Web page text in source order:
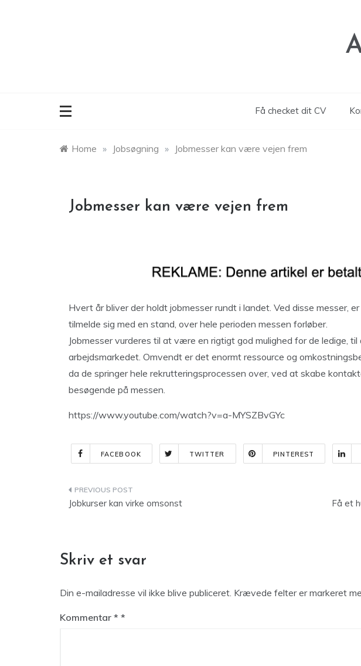
Få checket dit CV
Home » Jobsøgning » Jobmesser kan være vejen frem
Jobmesser kan være vejen frem
Hvert år bliver der holdt jobmesser rundt i landet. Ved disse messer,
tilmelde sig med en stand, over hele perioden messen forløber.
Jobmesser vurderes til at være en rigtigt god mulighed for de ledige,
arbejdsmarkedet. Omvendt er det enormt ressource og
da de springer hele rekrutteringsprocessen over, ved at skabe
besøgende på messen.
https://www.youtube.com/watch?v=a-MYSZBvGYc
FACEBOOK TWITTER PINTEREST
Indlægsnavigation
Jobkurser kan virke omsonst Få et
Skriv et svar
Din e-mailadresse vil ikke blive publiceret. Krævede felter er markeret
Kommentar *